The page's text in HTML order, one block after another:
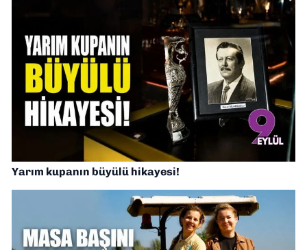
Yarım kupanın büyülü hikayesi!